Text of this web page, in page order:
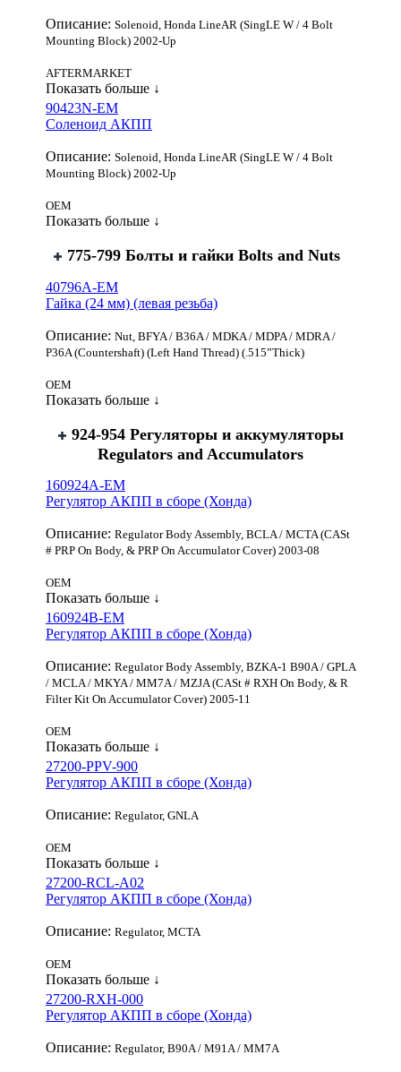
Описание: Solenoid, Honda LineAR (SingLE W / 4 Bolt
Mounting Block) 2002-Up
AFTERMARKET
Показать больше ↓
90423N-EM
Соленоид АКПП
Описание: Solenoid, Honda LineAR (SingLE W / 4 Bolt
Mounting Block) 2002-Up
OEM
Показать больше ↓
775-799 Болты и гайки Bolts аnd Nuts
40796A-EM
Гайка (24 мм) (левая резьба)
Описание: Nut, BFYA / B36A / MDKA / MDPA / MDRA /
P36A (Countershaft) (Left Hand Thread) (.515”Thick)
OEM
Показать больше ↓
924-954 Регуляторы и аккумуляторы
Regulators аnd Accumulators
160924A-EM
Регулятор АКПП в сборе (Хонда)
Описание: Regulator Body Assembly, BCLA / MCTA (CASt
# PRP On Body, & PRP On Accumulator Cover) 2003-08
OEM
Показать больше ↓
160924B-EM
Регулятор АКПП в сборе (Хонда)
Описание: Regulator Body Assembly, BZKA-1 B90A / GPLA
/ MCLA / MKYA / MM7A / MZJA (CASt # RXH On Body, & R
Filter Kit On Accumulator Cover) 2005-11
OEM
Показать больше ↓
27200-PPV-900
Регулятор АКПП в сборе (Хонда)
Описание: Regulator, GNLA
OEM
Показать больше ↓
27200-RCL-A02
Регулятор АКПП в сборе (Хонда)
Описание: Regulator, MCTA
OEM
Показать больше ↓
27200-RXH-000
Регулятор АКПП в сборе (Хонда)
Описание: Regulator, B90A / M91A / MM7A